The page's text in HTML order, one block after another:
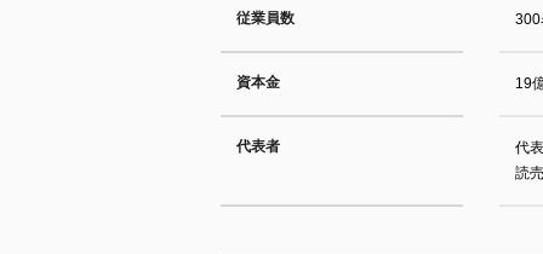
従業員数 300
資本金 19
代表者
代
読